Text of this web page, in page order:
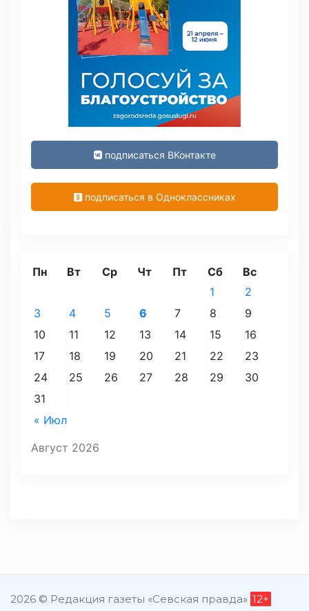
подписаться ВКонтакте
подписаться в Одноклассниках
Август 2026
Пн Вт Ср Чт Пт Сб Вс
« Июл
1
2
3
4 5 6 7 8
9
10
11 12 13 14 15
16
17
18 19 20 21 22
23
24
25 26 27 28 29
30
31
2026 © Редакция газеты «Севская правда» 12+